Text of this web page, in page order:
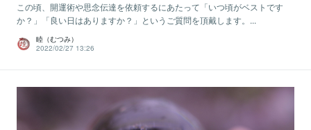
この頃、開運術や思念伝達を依頼するにあたって「いつ頃がベストです
か？」「良い日はありますか？」というご質問を頂戴します。...
睦（むつみ）
2022/02/27 13:26